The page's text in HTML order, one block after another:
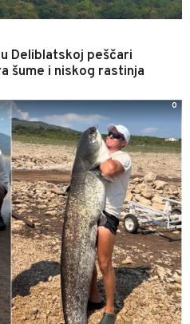
Deliblatskoj peščari
šume i niskog rastinja
0